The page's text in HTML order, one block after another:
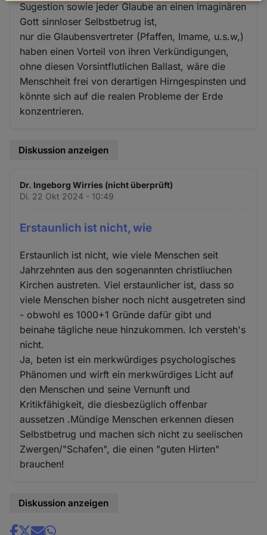
Sugestion sowie jeder Glaube an einen imaginären
Gott sinnloser Selbstbetrug ist,
nur die Glaubensvertreter (Pfaffen, Imame, u.s.w,)
haben einen Vorteil von ihren Verkündigungen,
ohne diesen Vorsintflutlichen Ballast, wäre die
Menschheit frei von derartigen Hirngespinsten und
könnte sich auf die realen Probleme der Erde
konzentrieren.
Diskussion anzeigen
Dr. Ingeborg Wirries (nicht überprüft)
Di. 22 Okt 2024 - 10:49
Erstaunlich ist nicht, wie
Erstaunlich ist nicht, wie viele Menschen seit
Jahrzehnten aus den sogenannten christliuchen
Kirchen austreten. Viel erstaunlicher ist, dass so
viele Menschen bisher noch nicht ausgetreten sind
- obwohl es 1000+1 Gründe dafür gibt und
beinahe tägliche neue hinzukommen. Ich versteh's
nicht.
Ja, beten ist ein merkwürdiges psychologisches
Phänomen und wirft ein merkwürdiges Licht auf
den Menschen und seine Vernunft und
Kritikfähigkeit, die diesbezüglich offenbar
aussetzen .Mündige Menschen erkennen diesen
Selbstbetrug und machen sich nicht zu seelischen
Zwergen/"Schafen", die einen "guten Hirten"
brauchen!
Diskussion anzeigen
und
Cookies